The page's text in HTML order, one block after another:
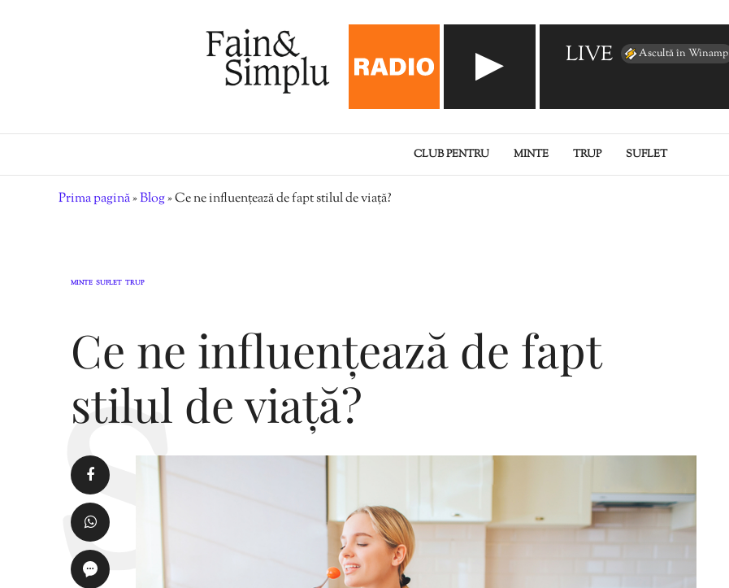
LIVE Ascultă în Winamp
CLUB PENTRU MINTE TRUP SUFLET
Prima pagină»Blog»Ce ne influențează de fapt stilul de viață?
MINTE SUFLET TRUP
Ce ne influențează de fapt
stilul de viață?
SALVAT PE FĂT-
FRUMOS